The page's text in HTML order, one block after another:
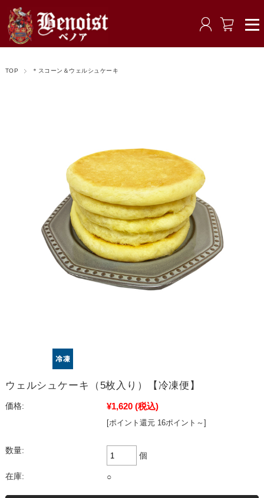
TOP ＊スコーン＆ウェルシュケーキ
ウェルシュケーキ（5枚入り）【冷凍便】
価格: ¥1,620 (税込)
[ポイント還元 16ポイント～]
数量:
個
在庫: ○